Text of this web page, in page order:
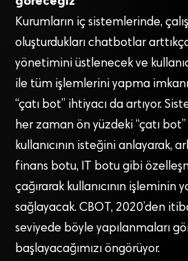
Kurumların iç sistemlerinde,
oluşturdukları chatbotlar
yönetimini üstlenecek ve
ile tüm işlemlerini yapma
“çatı bot” ihtiyacı da artıyor.
her zaman ön yüzdeki “çatı
kullanıcının isteğini anlayarak,
finans botu, IT botu gibi
çağırarak kullanıcının işleminin
sağlayacak. CBOT, 2020’den
seviyede böyle yapılanmaları
başlayacağımızı öngörüyor.